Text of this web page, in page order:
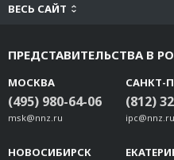
ВЕСЬ САЙТ
ПРЕДСТАВИТЕЛЬСТВА В
МОСКВА
(495) 980-64-06
msk@nnz.ru
САНКТ-
(812)
ipc@nnz.ru
НОВОСИБИРСК